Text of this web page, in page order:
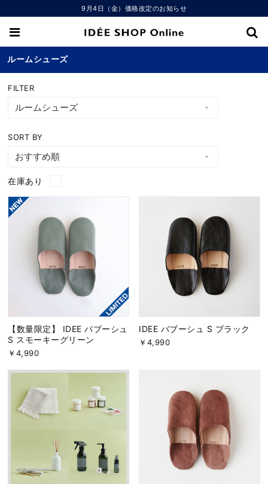
9月4日（金）価格改定のお知らせ
ルームシューズ
FILTER
SORT BY
在庫あり
【数量限定】 IDEE バブーシュ
S スモーキーグリーン
￥4,990
IDEE バブーシュ S ブラック
￥4,990